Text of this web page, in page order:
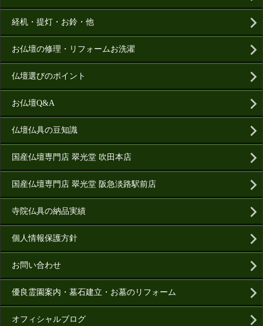
経机・提灯・お鈴・他
お仏壇の修理・リフォームお洗濯
仏壇選びのポイント
お仏壇Q&A
仏壇仏具の豆知識
国産仏壇専門店 翠光堂 吹田本店
国産仏壇専門店 翠光堂 阪急淡路駅前店
寺院仏具の納品実績
個人情報保護方針
お問い合わせ
優良霊園案内・墓石建立・お墓のリフォーム
オフィシャルブログ